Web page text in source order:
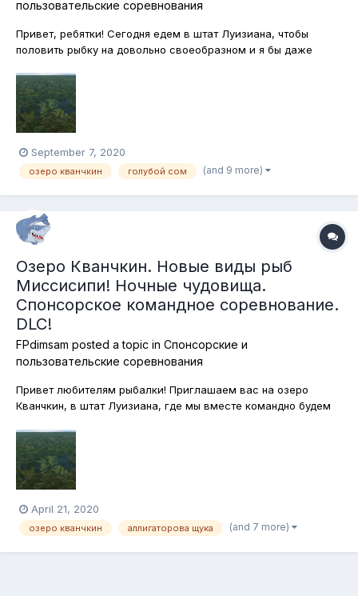
пользовательские соревнования
Привет, ребятки! Сегодня едем в штат Луизиана, чтобы
половить рыбку на довольно своеобразном и я бы даже
которые здесь обитают могут уступить по размерам только
сомам озера Сент-Круа, а оливковые сомики, которые тоже
будут выступать в качеств...
September 7, 2020
озеро кванчкин голубой сом (and 9 more)
Озеро Кванчкин. Новые виды рыб
Миссисипи! Ночные чудовища.
Спонсорское командное соревнование.
DLC!
FPdimsam posted a topic in Спонсорские и
пользовательские соревнования
Привет любителям рыбалки! Приглашаем вас на озеро
Кванчкин, в штат Луизиана, где мы вместе командно будем
выступать аллигаторовы щуки, голубые сомы, канальные
сомы, а также всеми любимые за их вес оливковые сомики!
Разрешается всё. Можно ловить...
April 21, 2020
озеро кванчкин аллигаторова щука (and 7 more)